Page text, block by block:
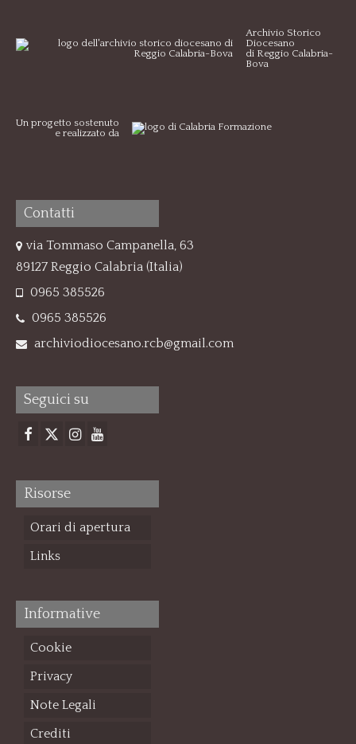
Archivio Storico
Diocesano
di Reggio Calabria-
Bova
Un progetto sostenuto
e realizzato da
Contatti
via Tommaso Campanella, 63
89127 Reggio Calabria (Italia)
0965 385526
0965 385526
archiviodiocesano.rcb@gmail.com
Seguici su
Risorse
Orari di apertura
Links
Informative
Cookie
Privacy
Note Legali
Crediti